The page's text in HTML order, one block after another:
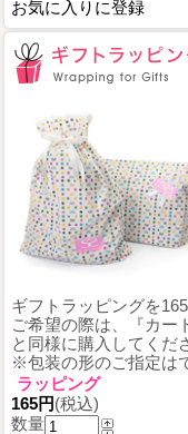
お気に入りに登録
ギフトラッピングを
ご希望の際は、『カー
と同様に購入してくだ
※包装の形のご指定は
ラッピング
165円(税込)
数量